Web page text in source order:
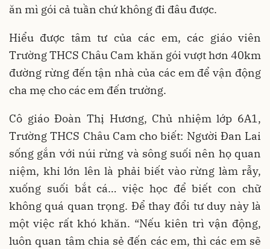
ăn mì gói cả tuần chứ không đi đâu được.
Hiểu được tâm tư của các em, các giáo viên
Trường THCS Châu Cam khăn gói vượt hơn 40km
đường rừng đến tận nhà của các em để vận động
cha mẹ cho các em đến trường.
Cô giáo Đoàn Thị Hương, Chủ nhiệm lớp 6A1,
Trường THCS Châu Cam cho biết: Người Đan Lai
sống gắn với núi rừng và sông suối nên họ quan
niệm, khi lớn lên là phải biết vào rừng làm rẫy,
xuống suối bắt cá… việc học để biết con chữ
không quá quan trọng. Để thay đổi tư duy này là
một việc rất khó khăn. “Nếu kiên trì vận động,
luôn quan tâm chia sẻ đến các em, thì các em sẽ